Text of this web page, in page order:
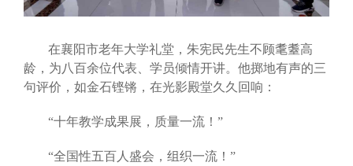
在襄阳市老年大学礼堂，朱宪民先生不顾耄耋高
龄，为八百余位代表、学员倾情开讲。他掷地有声的三
句评价，如金石铿锵，在光影殿堂久久回响：
“十年教学成果展，质量一流！”
“全国性五百人盛会，组织一流！”